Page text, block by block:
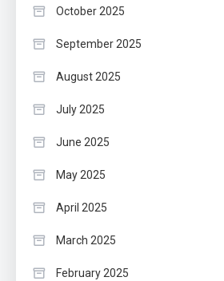
October 2025
September 2025
August 2025
July 2025
June 2025
May 2025
April 2025
March 2025
February 2025